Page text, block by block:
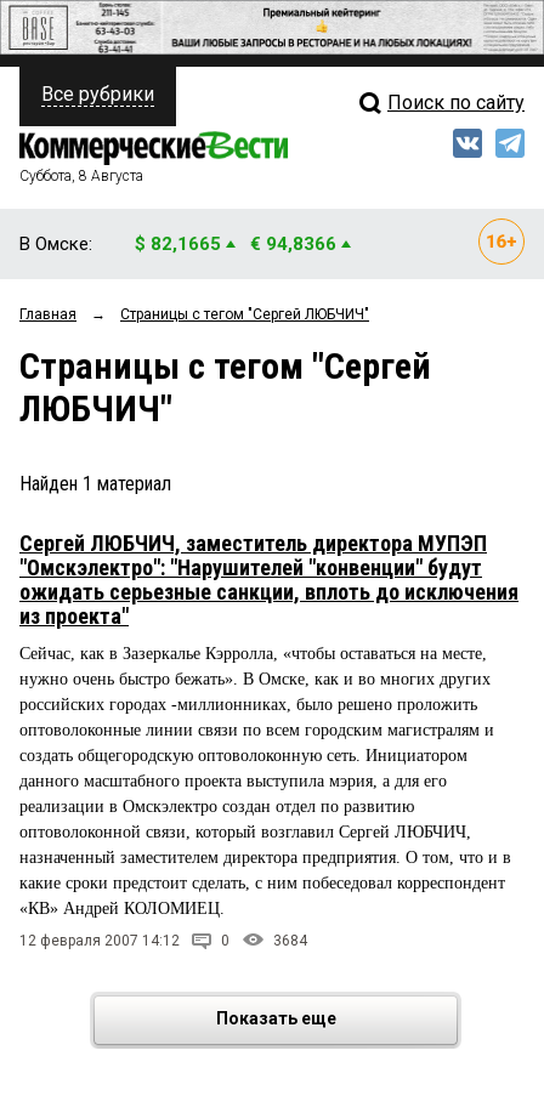
ПОЛИТИКА
ФИНАНСЫ
ОБЩЕСТВО
ЗАКОН
ПРОИСШЕСТВИЯ
СТИЛЬ ЖИЗНИ
Свежий выпуск
Мнения
Рейтинги
Все рубрики Поиск по сайту
Суббота, 8 Августа
В Омске: $ 82,1665 € 94,8366
Главная → Страницы c тегом "Сергей ЛЮБЧИЧ"
Страницы c тегом "Сергей
ЛЮБЧИЧ"
Найден 1 материал
Сергей ЛЮБЧИЧ, заместитель директора МУПЭП
"Омскэлектро": "Нарушителей "конвенции" будут
ожидать серьезные санкции, вплоть до исключения
из проекта"
Сейчас, как в Зазеркалье Кэрролла, «чтобы оставаться на месте,
нужно очень быстро бежать». В Омске, как и во многих других
российских городах -миллионниках, было решено проложить
оптоволоконные линии связи по всем городским магистралям и
создать общегородскую оптоволоконную сеть. Инициатором
данного масштабного проекта выступила мэрия, а для его
реализации в Омскэлектро создан отдел по развитию
оптоволоконной связи, который возглавил Сергей ЛЮБЧИЧ,
назначенный заместителем директора предприятия. О том, что и в
какие сроки предстоит сделать, с ним побеседовал корреспондент
«КВ» Андрей КОЛОМИЕЦ.
12 февраля 2007 14:12 0 3684
Показать еще